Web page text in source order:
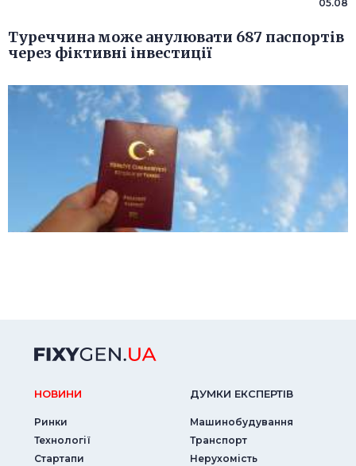
05.08
Туреччина може анулювати 687 паспортів
через фіктивні інвестиції
НОВИНИ
Ринки
Технології
Стартапи
ДУМКИ ЕКСПЕРТIВ
Машинобудування
Транспорт
Нерухомість